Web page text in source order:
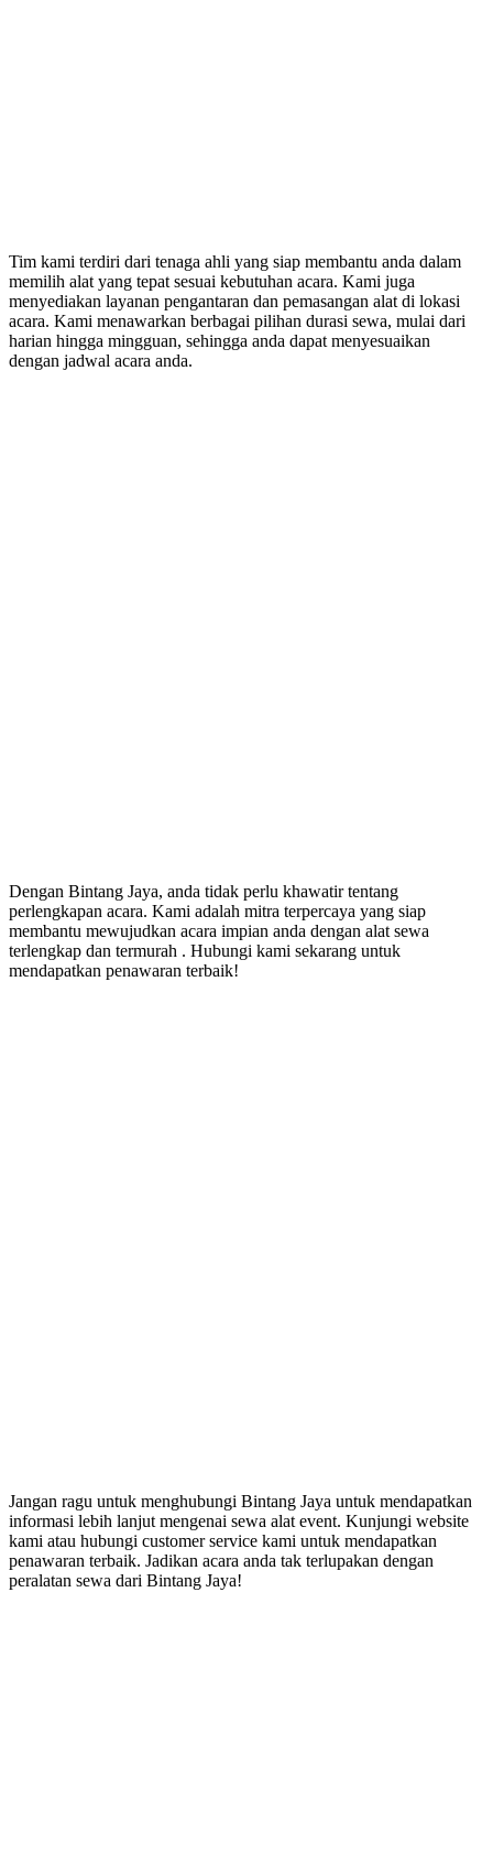
Tim kami terdiri dari tenaga ahli yang siap membantu anda dalam
memilih alat yang tepat sesuai kebutuhan acara. Kami juga
menyediakan layanan pengantaran dan pemasangan alat di lokasi
acara. Kami menawarkan berbagai pilihan durasi sewa, mulai dari
harian hingga mingguan, sehingga anda dapat menyesuaikan
dengan jadwal acara anda.
Dengan Bintang Jaya, anda tidak perlu khawatir tentang
perlengkapan acara. Kami adalah mitra terpercaya yang siap
membantu mewujudkan acara impian anda dengan alat sewa
terlengkap dan termurah . Hubungi kami sekarang untuk
mendapatkan penawaran terbaik!
Jangan ragu untuk menghubungi Bintang Jaya untuk mendapatkan
informasi lebih lanjut mengenai sewa alat event. Kunjungi website
kami atau hubungi customer service kami untuk mendapatkan
penawaran terbaik. Jadikan acara anda tak terlupakan dengan
peralatan sewa dari Bintang Jaya!